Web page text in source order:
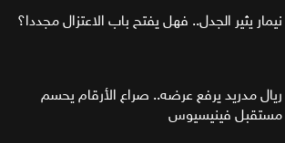
نيمار يثير الجدل.. فهل يفتح باب الاعتزال مجددا؟
ريال مدريد يرفع عرضه.. صراع الأرقام يحسم
مستقبل فينيسيوس